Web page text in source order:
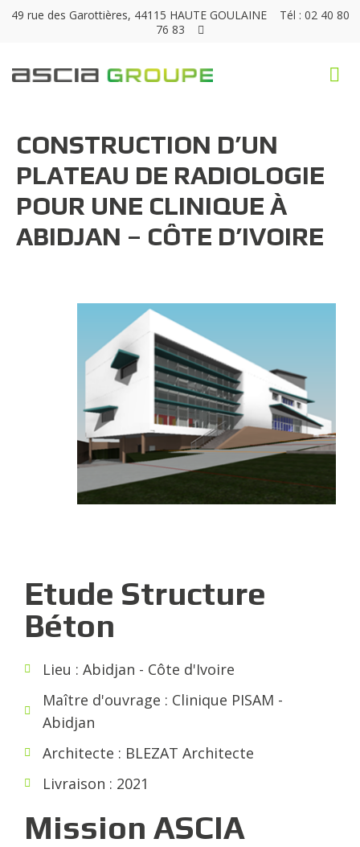
49 rue des Garottières, 44115 HAUTE GOULAINE
Tél : 02 40 80
76 83
CONSTRUCTION D’UN
PLATEAU DE RADIOLOGIE
POUR UNE CLINIQUE À
ABIDJAN – CÔTE D’IVOIRE
Etude Structure
Béton
Lieu : Abidjan - Côte d'Ivoire
Maître d'ouvrage : Clinique PISAM -
Abidjan
Architecte : BLEZAT Architecte
Livraison : 2021
Mission ASCIA